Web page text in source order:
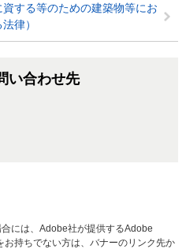
する等のための建築物等にお
律）
い合わせ先
には、Adobe社が提供するAdobe
お持ちでない方は、バナーのリンク先か